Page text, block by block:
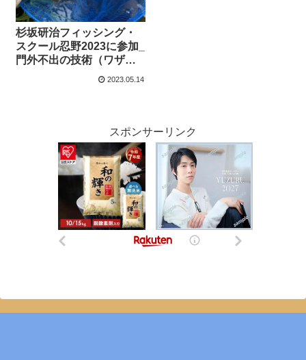
杉坂研治フィッシング・
スクール忍野2023に参加_
門外不出の技術（ワザ）
2023.05.14
スポンサーリンク